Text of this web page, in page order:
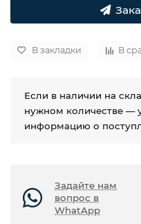
В закладки В
Если в наличии на
нужном количестве —
информацию о
Задайте нам
вопрос в
WhatApp